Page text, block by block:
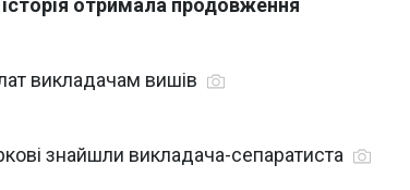
отримала продовження
викладачам вишів
знайшли викладача-сепаратиста